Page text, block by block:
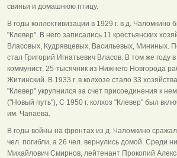
свиньи и домашнюю птицу.
В годы коллективизации в 1929 г. в д. Чаломкино
"Клевер". В него записались 11 крестьянских
Власовых, Кудрявцевых, Васильевых, Мининых.
стал Григорий Игнатьевич Власов. В том же году
коммунист, 25-тысячник из Нижнего Новгорода
Житинский. В 1933 г. в колхозе стало 33
"Клевер" укрупнился за счет присоединения к
("Новый путь"), С 1950 г. колхоз "Клевер" был
им. Чапаева.
В годы войны на фронтах из д. Чаломкино
чел. погибли, а 26 чел. вернулись домой. Среди
Михайлович Смирнов, лейтенант Прокопий